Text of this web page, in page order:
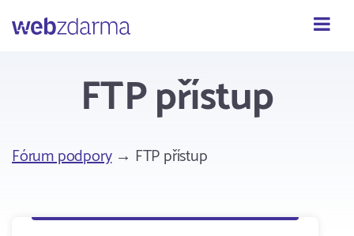
Webzdarma
FTP přístup
Fórum podpory→ FTP přístup